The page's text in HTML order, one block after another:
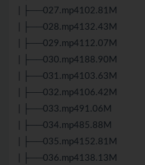
| ├──027.mp4102.81M
| ├──028.mp4132.43M
| ├──029.mp4112.07M
| ├──030.mp4188.90M
| ├──031.mp4103.63M
| ├──032.mp4106.42M
| ├──033.mp491.06M
| ├──034.mp485.88M
| ├──035.mp4152.81M
| ├──036.mp4138.13M